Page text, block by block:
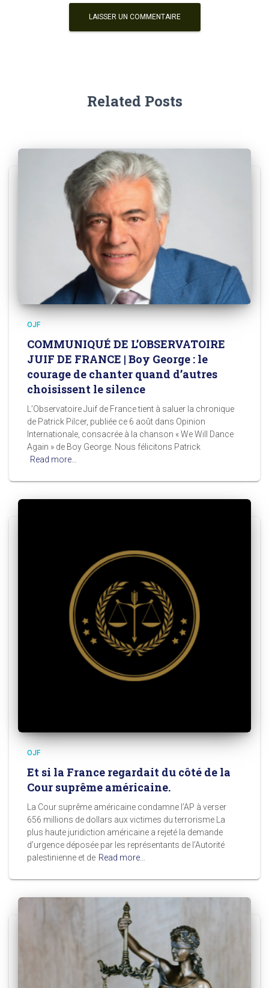
Related Posts
OJF
COMMUNIQUÉ DE L’OBSERVATOIRE
JUIF DE FRANCE | Boy George : le
courage de chanter quand d’autres
choisissent le silence
L’Observatoire Juif de France tient à saluer la chronique
de Patrick Pilcer, publiée ce 6 août dans Opinion
Internationale, consacrée à la chanson « We Will Dance
Again » de Boy George. Nous félicitons Patrick
Read more…
OJF
Et si la France regardait du côté de la
Cour suprême américaine.
La Cour suprême américaine condamne l’AP à verser
656 millions de dollars aux victimes du terrorisme La
plus haute juridiction américaine a rejeté la demande
d’urgence déposée par les représentants de l’Autorité
palestinienne et de Read more…